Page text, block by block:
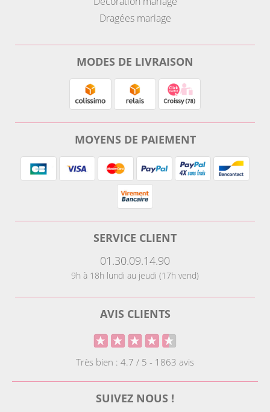
Dragées mariage
MODES DE LIVRAISON
MOYENS DE PAIEMENT
SERVICE CLIENT
01.30.09.14.90
9h à 18h lundi au jeudi (17h vend)
AVIS CLIENTS
Très bien : 4.7 / 5 - 1863 avis
SUIVEZ NOUS !